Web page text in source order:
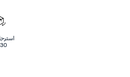
30 يوم